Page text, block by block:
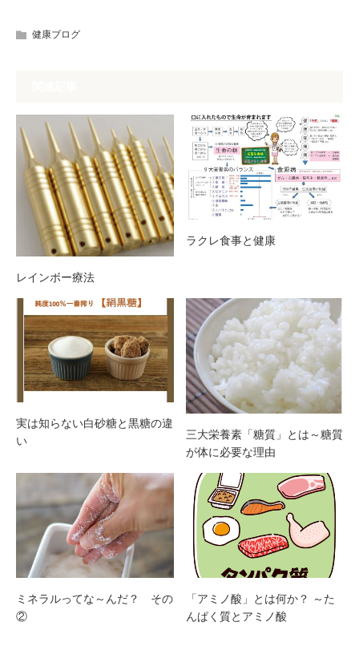
健康ブログ
レインボー療法
ラクレ食事と健康
実は知らない白砂糖と黒糖の違
い
三大栄養素「糖質」とは～糖質
が体に必要な理由
ミネラルってな～んだ？ その
②
「アミノ酸」とは何か？ ～た
んぱく質とアミノ酸